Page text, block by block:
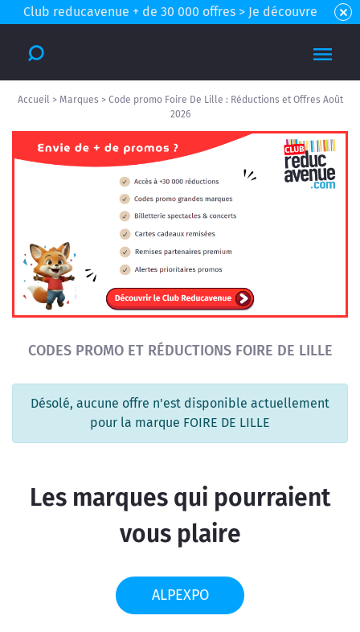
Club reducavenue + de 30 000 offres > Je découvre
Accueil > Marques > Code promo Foire De Lille : Réductions et Offres Août
2026
CODES PROMO ET RÉDUCTIONS FOIRE DE LILLE
Désolé, aucune offre n'est disponible actuellement
pour la marque FOIRE DE LILLE
Les marques qui pourraient
vous plaire
ALPEXPO